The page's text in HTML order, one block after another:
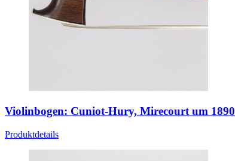
Violinbogen: Cuniot-Hury, Mirecourt um 1890
Produktdetails